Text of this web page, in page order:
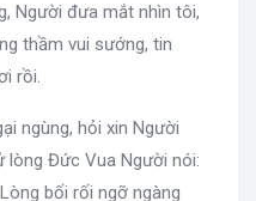
Người đưa mắt nhìn tôi,
thầm vui sướng, tin
rồi.
ngùng, hỏi xin Người
lòng Đức Vua Người nói:
bối rối ngỡ ngàng